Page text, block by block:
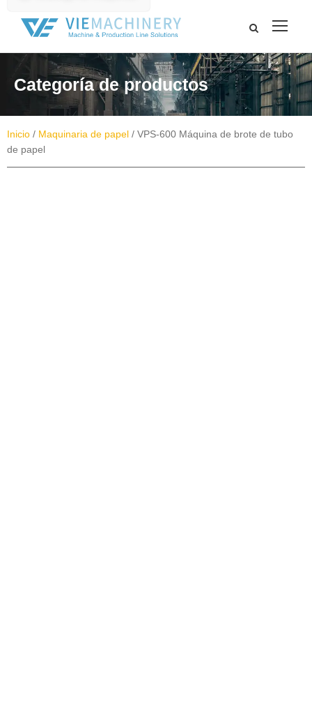
Categoría de productos
Inicio / Maquinaria de papel / VPS-600 Máquina de brote de tubo
de papel